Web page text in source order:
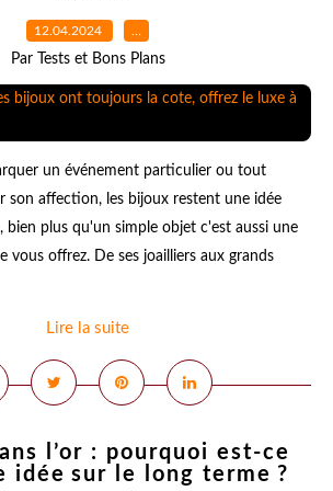
12.04.2024 …
Par Tests et Bons Plans
un événement particulier ou tout
son affection, les bijoux restent une idée
bien plus qu'un simple objet c'est aussi une
vous offrez. De ses joailliers aux grands
Lire la suite
l’or : pourquoi est-ce
idée sur le long terme ?